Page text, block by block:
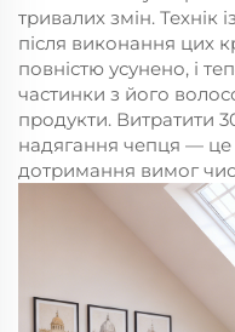
тривалих змін. Технік
після виконання цих
повністю усунено, і
частинки з його
продукти. Витратити
надягання чепця — це
дотримання вимог